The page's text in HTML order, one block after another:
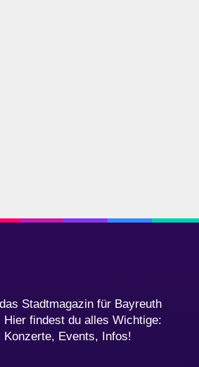
Stadtmagazin für Bayreuth
Hier findest du alles Wichtige:
Konzerte, Events, Infos!